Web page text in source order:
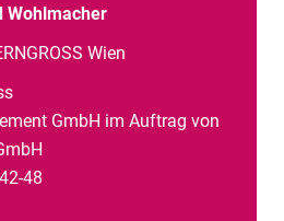
Wohlmacher
Wien
GmbH im Auftrag von
48